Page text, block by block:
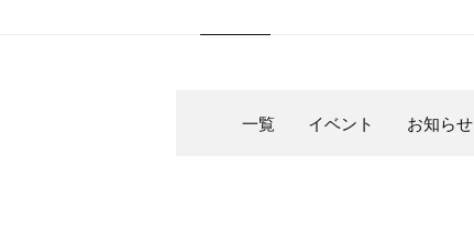
一覧 イベント お知らせ